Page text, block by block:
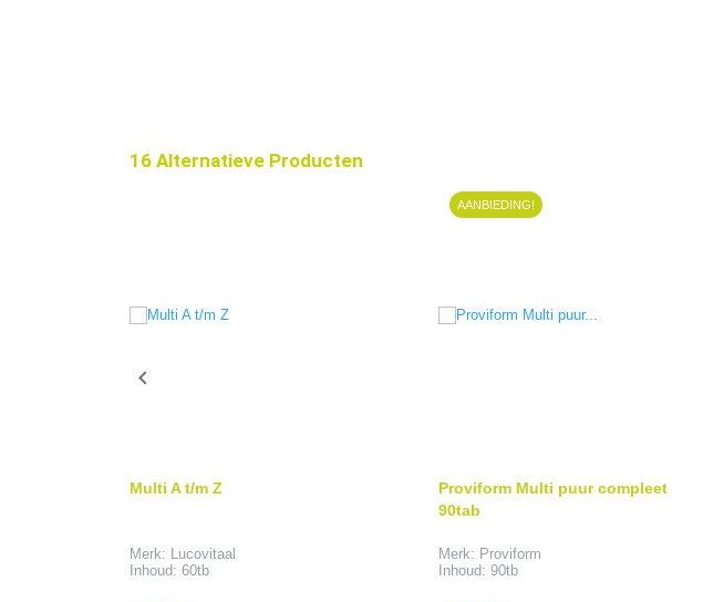
16 Alternatieve Producten
Multi A t/m Z
Merk: Lucovitaal
Inhoud: 60tb
Proviform Multi puur compleet
90tab
Merk: Proviform
Inhoud: 90tb
AANBIEDING!
